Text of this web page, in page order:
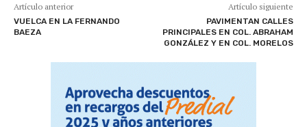
Artículo anterior
VUELCA EN LA FERNANDO
BAEZA
Artículo siguiente
PAVIMENTAN CALLES
PRINCIPALES EN COL. ABRAHAM
GONZÁLEZ Y EN COL. MORELOS